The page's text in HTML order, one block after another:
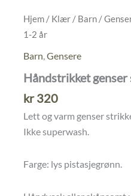
Hjem / Klær / Barn /
1-2 år
Barn Gensere
Håndstrikket genser
kr320
Lett og varm genser
Ikke superwash.
Farge: lys pistasjegrønn.